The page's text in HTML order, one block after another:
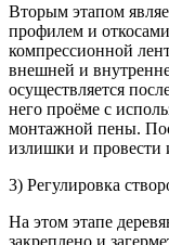
Вторым этапом
профилем и
компрессионной
внешней и
осуществляется
него проёме с
монтажной пены.
излишки и провести
3) Регулировка
На этом этапе
закреплено и